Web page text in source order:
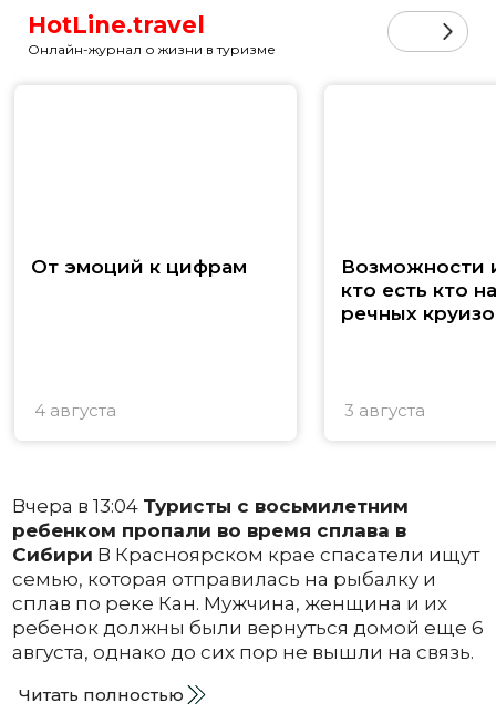
HotLine.travel
Онлайн-журнал о жизни в туризме
От эмоций к цифрам
4 августа
Возможности
кто есть кто
речных
3 августа
Вчера в 13:04 Туристы с восьмилетним
ребенком пропали во время сплава в
Сибири В Красноярском крае спасатели ищут
семью, которая отправилась на рыбалку и
сплав по реке Кан. Мужчина, женщина и их
ребенок должны были вернуться домой еще 6
августа, однако до сих пор не вышли на связь.
Читать полностью